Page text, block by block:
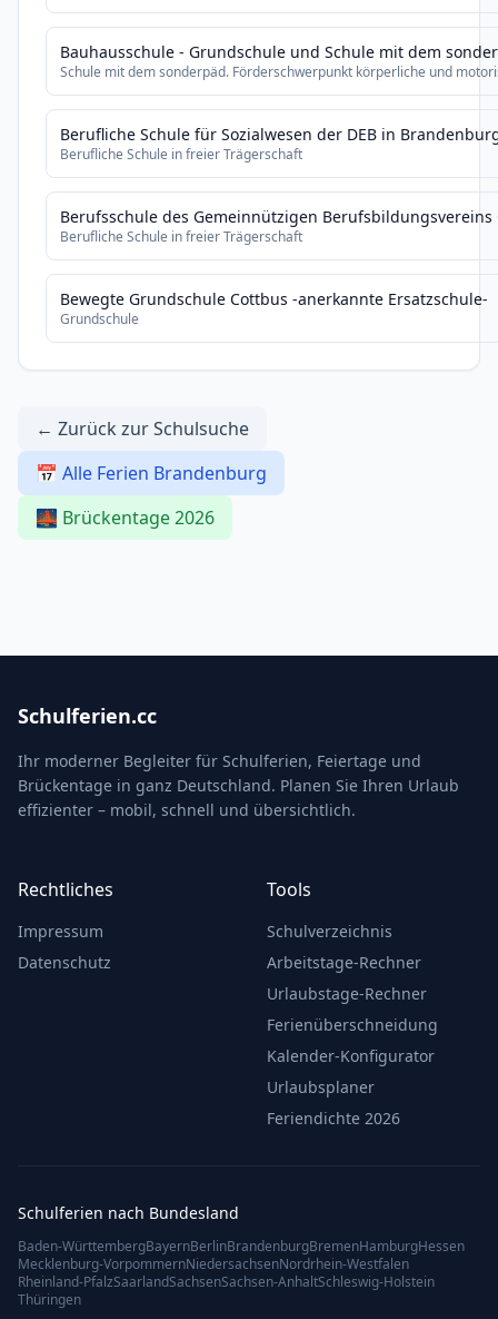
Bauhausschule - Grundschule und Schule mit dem
Schule mit dem sonderpäd. Förderschwerpunkt körperliche und
Berufliche Schule für Sozialwesen der DEB in
Berufliche Schule in freier Trägerschaft
Berufsschule des Gemeinnützigen
Berufliche Schule in freier Trägerschaft
Bewegte Grundschule Cottbus -anerkannte Ersatzschule-
Grundschule
← Zurück zur Schulsuche
📅 Alle Ferien Brandenburg
🌉 Brückentage 2026
Schulferien.cc
Ihr moderner Begleiter für Schulferien, Feiertage und
Brückentage in ganz Deutschland. Planen Sie Ihren Urlaub
effizienter – mobil, schnell und übersichtlich.
Rechtliches
Impressum
Datenschutz
Tools
Schulverzeichnis
Arbeitstage-Rechner
Urlaubstage-Rechner
Ferienüberschneidung
Kalender-Konfigurator
Urlaubsplaner
Feriendichte 2026
Schulferien nach Bundesland
Baden-WürttembergBayernBerlinBrandenburgBremenHamburgHessen
Mecklenburg-VorpommernNiedersachsenNordrhein-Westfalen
Rheinland-PfalzSaarlandSachsenSachsen-AnhaltSchleswig-Holstein
Thüringen